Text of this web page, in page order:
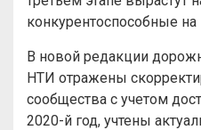
конкурентоспособные
В новой редакции
НТИ отражены
сообщества с учетом
2020-й год, учтены